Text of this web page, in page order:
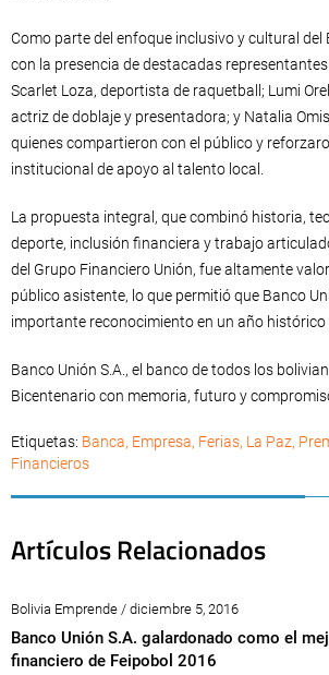
Como parte del enfoque inclusivo y cultural del
con la presencia de destacadas
Scarlet Loza, deportista de raquetball; Lumi
actriz de doblaje y presentadora; y Natalia
quienes compartieron con el público y
institucional de apoyo al talento local.
La propuesta integral, que combinó historia,
deporte, inclusión financiera y trabajo
del Grupo Financiero Unión, fue altamente
público asistente, lo que permitió que Banco
importante reconocimiento en un año histórico
Banco Unión S.A., el banco de todos los
Bicentenario con memoria, futuro y
Etiquetas: Banca, Empresa, Ferias, La Paz,
Financieros
Artículos Relacionados
Bolivia Emprende / diciembre 5, 2016
Banco Unión S.A. galardonado como el
financiero de Feipobol 2016